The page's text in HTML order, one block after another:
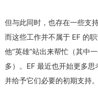
但与此同时，也存在一些
而这些工作并不属于 EF 的
他“英雄”站出来帮忙（其中
多）。EF 最近也开始更多
并给予它们必要的初期支持。